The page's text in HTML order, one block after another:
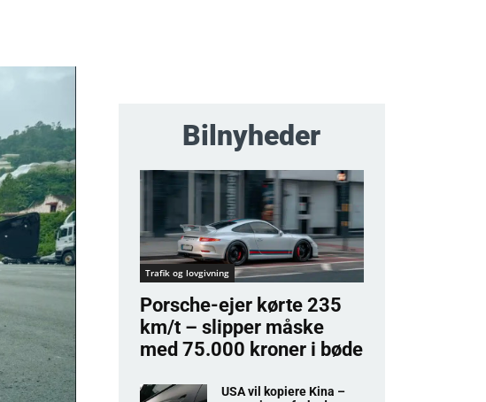
Bilnyheder
Trafik og lovgivning
Porsche-ejer kørte 235
km/t – slipper måske
med 75.000 kroner i bøde
USA vil kopiere Kina –